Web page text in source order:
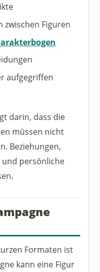
zwischen Figuren
aufgegriffen
darin, dass die
müssen nicht
Beziehungen,
und persönliche
Formaten ist
kann eine Figur